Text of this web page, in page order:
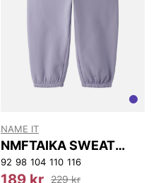
NAME IT
NMFTAIKA SWEAT
PANT BRU
92 98 104 110 116
189 kr 229 kr